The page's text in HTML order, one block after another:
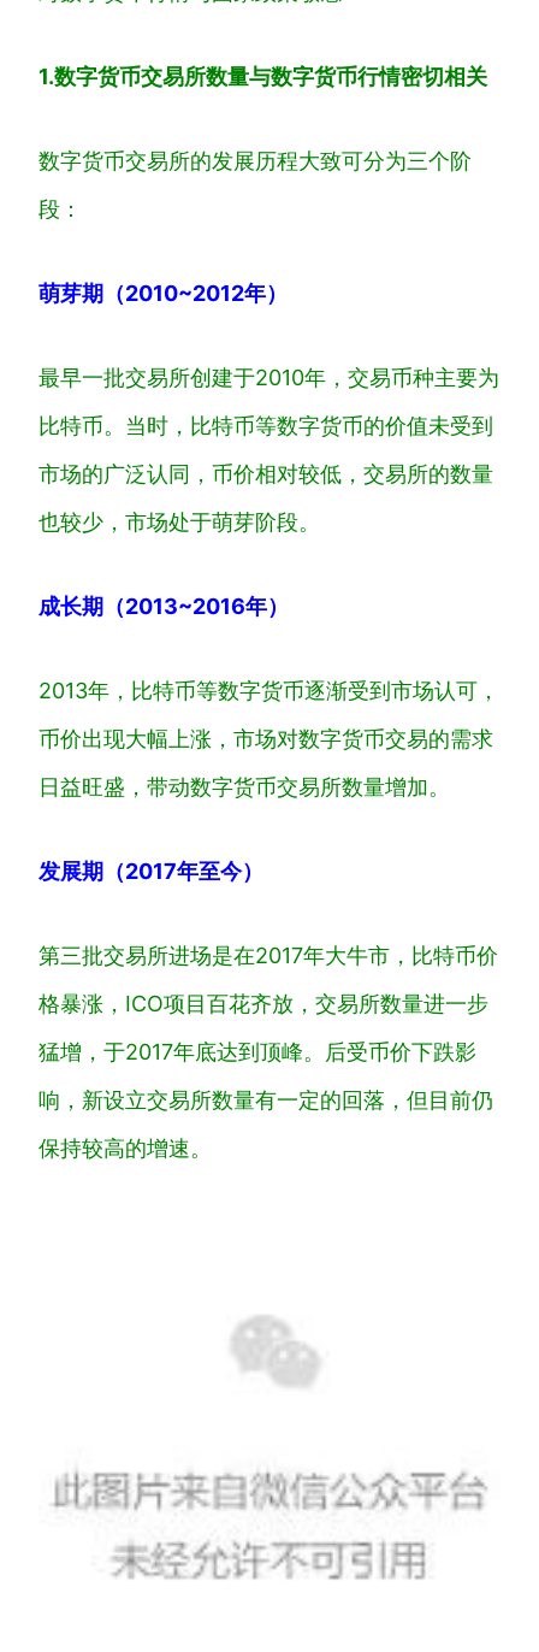
1.数字货币交易所数量与数字货币行情密切相关
数字货币交易所的发展历程大致可分为三个阶
段：
萌芽期 （2010~2012年）
最早一批交易所创建于2010年，交易币种主要为
比特币。当时，比特币等数字货币的价值未受到
市场的广泛认同，币价相对较低，交易所的数量
也较少，市场处于萌芽阶段。
成长期 （2013~2016年）
2013年，比特币等数字货币逐渐受到市场认可，
币价出现大幅上涨，市场对数字货币交易的需求
日益旺盛，带动数字货币交易所数量增加。
发展期 （2017年至今）
第三批交易所进场是在2017年大牛市，比特币价
格暴涨，ICO项目百花齐放，交易所数量进一步
猛增，于2017年底达到顶峰。后受币价下跌影
响，新设立交易所数量有一定的回落，但目前仍
保持较高的增速。